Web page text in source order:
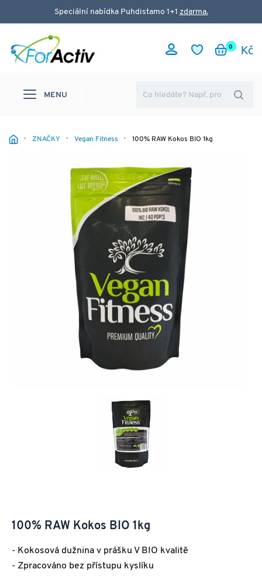
Speciální nabídka Puhdistamo 1+1 zdarma.
0
MENU
ZNAČKY Vegan Fitness 100% RAW Kokos BIO 1kg
100% RAW Kokos BIO 1kg
- Kokosová dužnina v prášku V BIO kvalitě
- Zpracováno bez přístupu kyslíku